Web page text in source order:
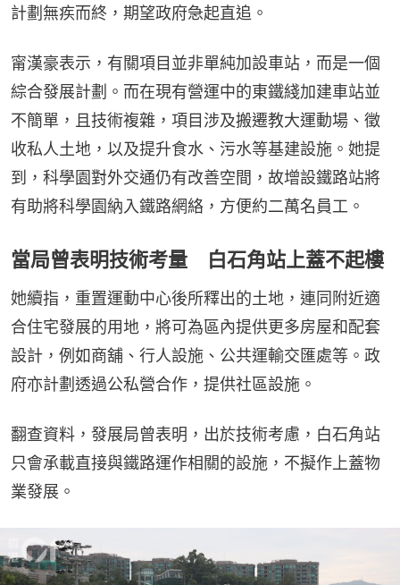
計劃無疾而終，期望政府急起直追。
甯漢豪表示，有關項目並非單純加設車站，而是一個
綜合發展計劃。而在現有營運中的東鐵綫加建車站並
不簡單，且技術複雜，項目涉及搬遷教大運動場、徵
收私人土地，以及提升食水、污水等基建設施。她提
到，科學園對外交通仍有改善空間，故增設鐵路站將
有助將科學園納入鐵路網絡，方便約二萬名員工。
當局曾表明技術考量 白石角站上蓋不起樓
她續指，重置運動中心後所釋出的土地，連同附近適
合住宅發展的用地，將可為區內提供更多房屋和配套
設計，例如商舖、行人設施、公共運輸交匯處等。政
府亦計劃透過公私營合作，提供社區設施。
翻查資料，發展局曾表明，出於技術考慮，白石角站
只會承載直接與鐵路運作相關的設施，不擬作上蓋物
業發展。